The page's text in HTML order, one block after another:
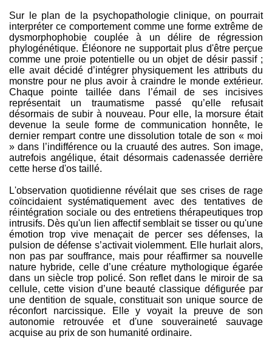
Sur le plan de la psychopathologie clinique, on pourrait
interpréter ce comportement comme une forme extrême de
dysmorphophobie couplée à un délire de régression
phylogénétique. Éléonore ne supportait plus d'être perçue
comme une proie potentielle ou un objet de désir passif ;
elle avait décidé d’intégrer physiquement les attributs du
monstre pour ne plus avoir à craindre le monde extérieur.
Chaque pointe taillée dans l’émail de ses incisives
représentait un traumatisme passé qu’elle refusait
désormais de subir à nouveau. Pour elle, la morsure était
devenue la seule forme de communication honnête, le
dernier rempart contre une dissolution totale de son « moi
» dans l’indifférence ou la cruauté des autres. Son image,
autrefois angélique, était désormais cadenassée derrière
cette herse d'os taillé.
L'observation quotidienne révélait que ses crises de rage
coïncidaient systématiquement avec des tentatives de
réintégration sociale ou des entretiens thérapeutiques trop
intrusifs. Dès qu'un lien affectif semblait se tisser ou qu'une
émotion trop vive menaçait de percer ses défenses, la
pulsion de défense s’activait violemment. Elle hurlait alors,
non pas par souffrance, mais pour réaffirmer sa nouvelle
nature hybride, celle d’une créature mythologique égarée
dans un siècle trop policé. Son reflet dans le miroir de sa
cellule, cette vision d’une beauté classique défigurée par
une dentition de squale, constituait son unique source de
réconfort narcissique. Elle y voyait la preuve de son
autonomie retrouvée et d'une souveraineté sauvage
acquise au prix de son humanité ordinaire.